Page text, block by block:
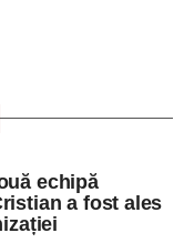
1
echipă
a fost ales